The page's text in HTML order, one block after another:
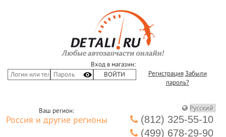
Вход в магазин:
Регистрация Забыли
пароль?
Ваш регион:
Россия и другие регионы
(812) 325-55-10
(499) 678-29-90